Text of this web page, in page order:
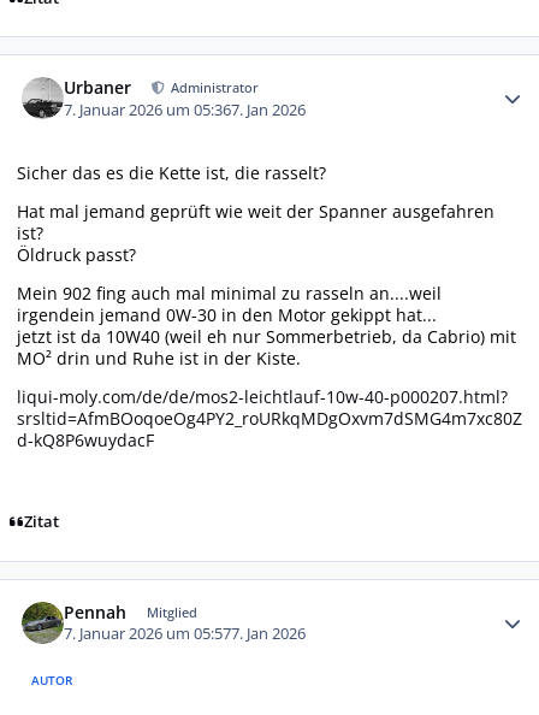
Urbaner Administrator
7. Januar 2026 um 05:367. Jan 2026
Sicher das es die Kette ist, die rasselt?
Hat mal jemand geprüft wie weit der Spanner ausgefahren
ist?
Öldruck passt?
Mein 902 fing auch mal minimal zu rasseln an....weil
irgendein jemand 0W-30 in den Motor gekippt hat...
jetzt ist da 10W40 (weil eh nur Sommerbetrieb, da Cabrio) mit
MO² drin und Ruhe ist in der Kiste.
liqui-moly.com/de/de/mos2-leichtlauf-10w-40-p000207.html?
srsltid=AfmBOoqoeOg4PY2_roURkqMDgOxvm7dSMG4m7xc80Z
d-kQ8P6wuydacF
Zitat
Pennah Mitglied
7. Januar 2026 um 05:577. Jan 2026
AUTOR